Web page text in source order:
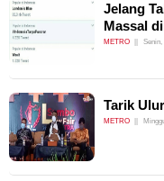
Jelang
Massal
METRO Senin,
Tarik
METRO